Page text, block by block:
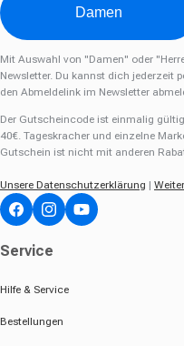
Damen
Mit Auswahl von "Damen" oder
Newsletter. Du kannst dich jederzeit
den Abmeldelink im Newsletter
Der Gutscheincode ist einmalig
40€. Tageskracher und einzelne
Gutschein ist nicht mit anderen
Unsere Datenschutzerklärung |
FacebookInstagramYouTube
Service
Hilfe & Service
Bestellungen